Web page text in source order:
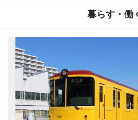
暮らす・働